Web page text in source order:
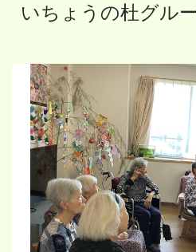
いちょうの杜グル